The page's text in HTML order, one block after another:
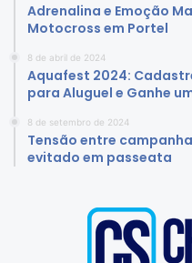
Adrenalina e Emoção
Motocross em Portel
8 de abril de 2024
Aquafest 2024:
para Aluguel e Ganhe
8 de setembro de 2024
Tensão entre
evitado em passeata